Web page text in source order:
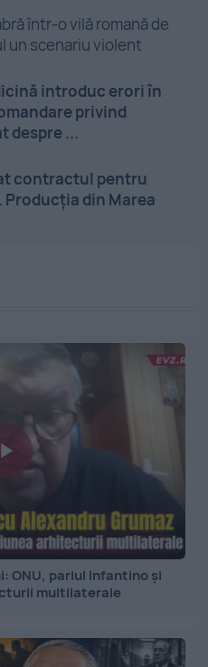
într-o vilă romană de
un scenariu violent
introduc erori în
privind
despre ...
contractul pentru
Producția din Marea
ONU, pariul Infantino și
multilaterale